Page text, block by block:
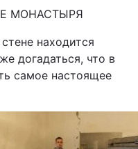
МОНАСТЫРЯ
находится
догадаться, что в
самое настоящее